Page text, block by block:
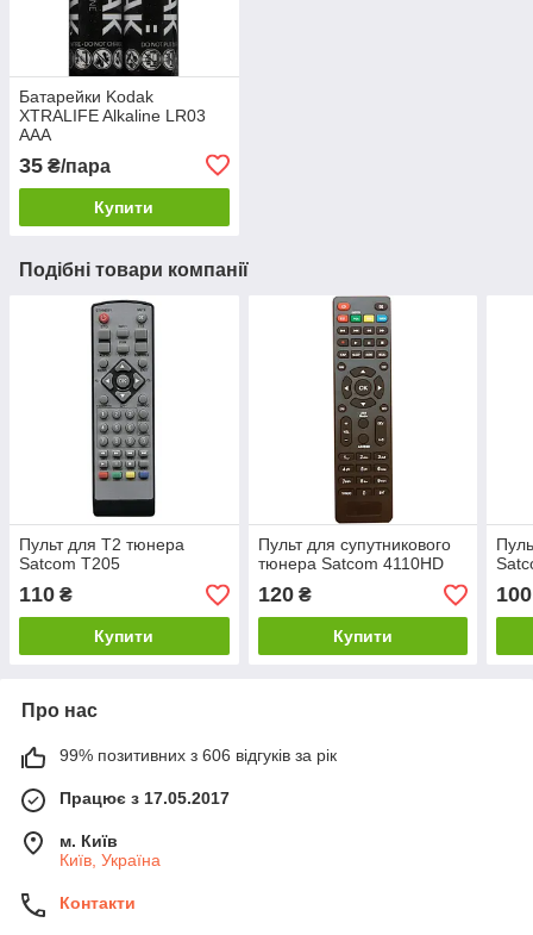
Батарейки Kodak
XTRALIFE Alkaline LR03
AAA
35 ₴/пара
Купити
Подібні товари компанії
Пульт для Т2 тюнера
Satcom T205
110 ₴
Купити
Пульт для супутникового
тюнера Satcom 4110HD
120₴
Купити
100
Про нас
99% позитивних з 606 відгуків за рік
Працює з 17.05.2017
м. Київ
Київ, Україна
Контакти